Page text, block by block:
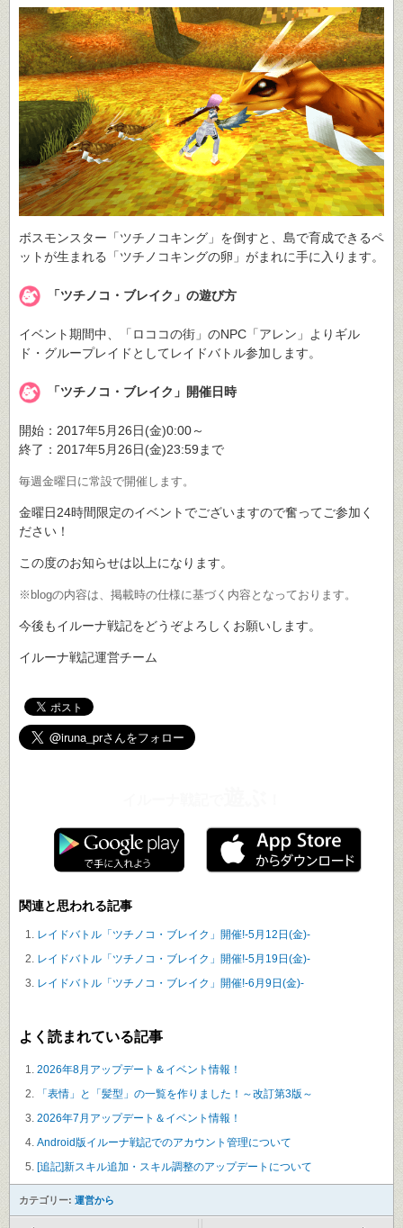
ボスモンスター「ツチノコキング」を倒すと、島で育成できるペ
ットが生まれる「ツチノコキングの卵」がまれに手に入ります。
「ツチノコ・ブレイク」の遊び方
イベント期間中、「ロココの街」のNPC「アレン」よりギル
ド・グループレイドとしてレイドバトル参加します。
「ツチノコ・ブレイク」開催日時
開始：2017年5月26日(金)0:00～
終了：2017年5月26日(金)23:59まで
毎週金曜日に常設で開催します。
金曜日24時間限定のイベントでございますので奮ってご参加く
ださい！
この度のお知らせは以上になります。
※blogの内容は、掲載時の仕様に基づく内容となっております。
今後もイルーナ戦記をどうぞよろしくお願いします。
イルーナ戦記運営チーム
関連と思われる記事
レイドバトル「ツチノコ・ブレイク」開催!-5月12日(金)-
レイドバトル「ツチノコ・ブレイク」開催!-5月19日(金)-
レイドバトル「ツチノコ・ブレイク」開催!-6月9日(金)-
よく読まれている記事
2026年8月アップデート＆イベント情報！
「表情」と「髪型」の一覧を作りました！～改訂第3版～
2026年7月アップデート＆イベント情報！
Android版イルーナ戦記でのアカウント管理について
[追記]新スキル追加・スキル調整のアップデートについて
カテゴリー: 運営から